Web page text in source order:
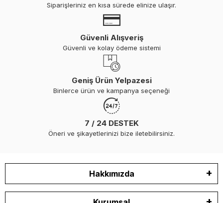
Siparişleriniz en kısa sürede elinize ulaşır.
Güvenli Alışveriş
Güvenli ve kolay ödeme sistemi
Geniş Ürün Yelpazesi
Binlerce ürün ve kampanya seçeneği
7 / 24 DESTEK
Öneri ve şikayetlerinizi bize iletebilirsiniz.
Hakkımızda